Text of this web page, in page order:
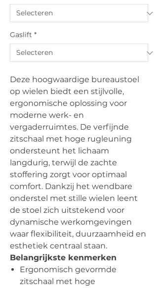
Gaslift *
Deze hoogwaardige bureaustoel
op wielen biedt een stijlvolle,
ergonomische oplossing voor
moderne werk- en
vergaderruimtes. De verfijnde
zitschaal met hoge rugleuning
ondersteunt het lichaam
langdurig, terwijl de zachte
stoffering zorgt voor optimaal
comfort. Dankzij het wendbare
onderstel met stille wielen leent
de stoel zich uitstekend voor
dynamische werkomgevingen
waar flexibiliteit, duurzaamheid en
esthetiek centraal staan.
Belangrijkste kenmerken
Ergonomisch gevormde
zitschaal met hoge